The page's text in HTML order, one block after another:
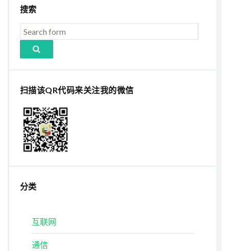
搜索
扫描该QR代码来关注我的微信
分类
互联网
通信